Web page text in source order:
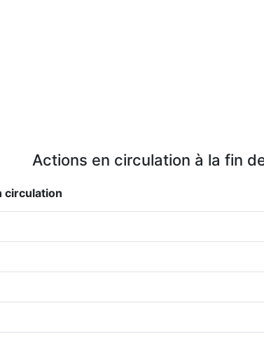
Actions en circulation à la fin
circulation